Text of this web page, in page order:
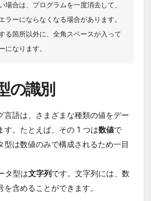
場合は、プログラムを一度消去して、
ラーにならなくなる場合があります。
る箇所以外に、全角スペースが入って
になります。
の識別
言語は、さまざまな種類の値をデー
す。たとえば、その 1 つは数値で
型は数値のみで構成されるため一目
タ型は文字列です。文字列には、数
含めることができます。